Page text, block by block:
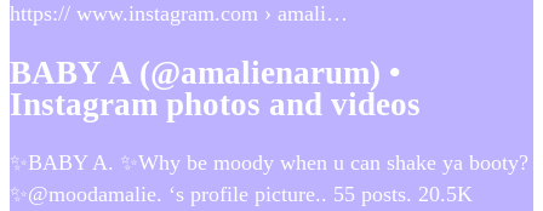
https:// www.instagram.com › amali…
BABY A (@amalienarum) •
Instagram photos and videos
✨BABY A. ✨Why be moody when u can shake ya booty?
✨@moodamalie. ‘s profile picture.. 55 posts. 20.5K